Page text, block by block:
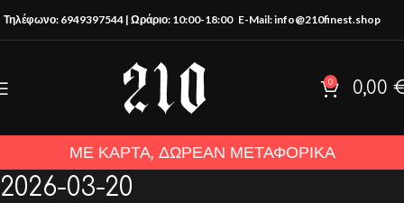
Τηλέφωνο: 6949397544 | Ωράριο: 10:00-18:00 E-Mail: info@210finest.shop
0 0,00
ΜΕ ΚΑΡΤΑ, ΔΩΡΕΑΝ ΜΕΤΑΦΟΡΙΚΑ
2026-03-20